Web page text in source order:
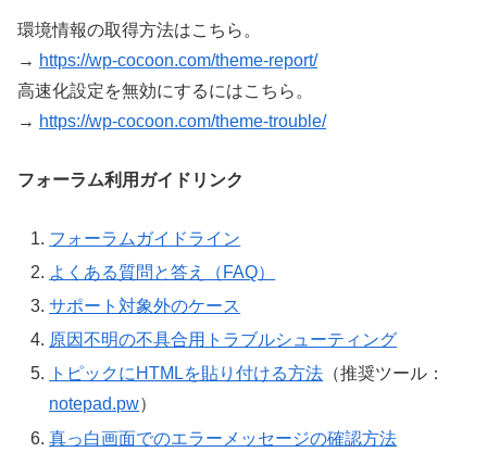
環境情報の取得方法はこちら。
→ https://wp-cocoon.com/theme-report/
高速化設定を無効にするにはこちら。
→ https://wp-cocoon.com/theme-trouble/
フォーラム利用ガイドリンク
フォーラムガイドライン
よくある質問と答え（FAQ）
サポート対象外のケース
原因不明の不具合用トラブルシューティング
トピックにHTMLを貼り付ける方法 （推奨ツール：
notepad.pw）
真っ白画面でのエラーメッセージの確認方法